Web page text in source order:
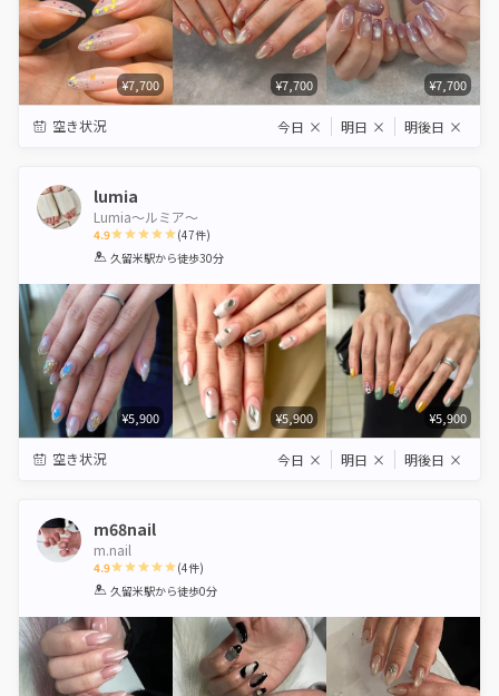
¥7,700 ¥7,700 ¥7,700
空き状況 今日 × 明日 × 明後日 ×
lumia
Lumia〜ルミア〜
4.9
1 2 3 4 5
(47件)
久留米駅から徒歩30分
¥5,900 ¥5,900 ¥5,900
空き状況 今日 × 明日 × 明後日 ×
m68nail
m.nail
4.9
1 2 3 4 5
(4件)
久留米駅から徒歩0分